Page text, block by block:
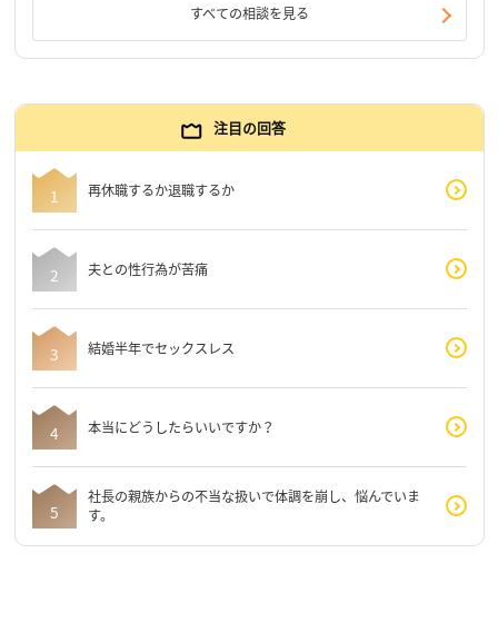
すべての相談を見る
注目の回答
再休職するか退職するか
夫との性行為が苦痛
結婚半年でセックスレス
本当にどうしたらいいですか？
社長の親族からの不当な扱いで体調を崩し、悩んでいま
す。